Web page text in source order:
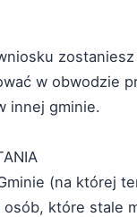
zostaniesz
w obwodzie
innej gminie.
(na której
osób, które